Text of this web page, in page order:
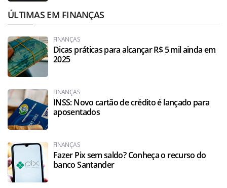
ÚLTIMAS EM FINANÇAS
FINANÇAS
Dicas práticas para alcançar R$ 5 mil ainda em
2025
FINANÇAS
INSS: Novo cartão de crédito é lançado para
aposentados
FINANÇAS
Fazer Pix sem saldo? Conheça o recurso do
banco Santander